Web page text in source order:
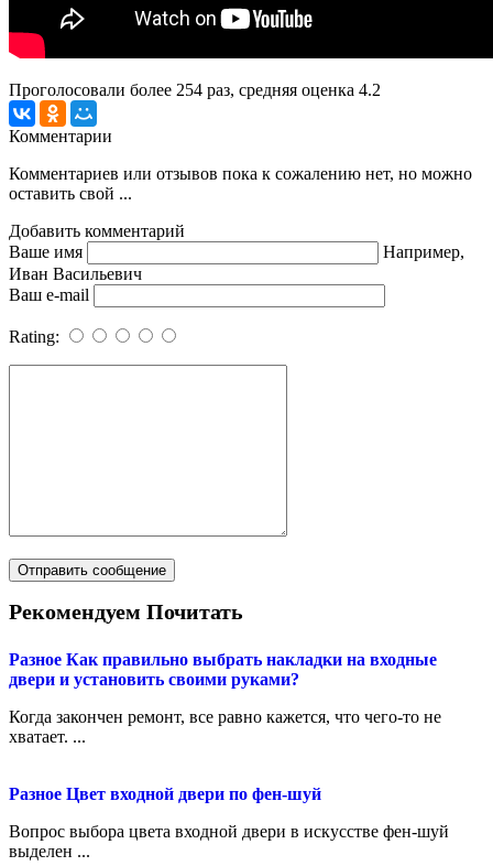
Проголосовали более 254 раз, средняя оценка 4.2
Комментарии
Комментариев или отзывов пока к сожалению нет, но можно
оставить свой ...
Добавить комментарий
Ваше имя
Например,
Иван Васильевич
Ваш e-mail
Rating:
Рекомендуем Почитать
Разное Как правильно выбрать накладки на входные
двери и установить своими руками?
Когда закончен ремонт, все равно кажется, что чего-то не
хватает. ...
Разное Цвет входной двери по фен-шуй
Вопрос выбора цвета входной двери в искусстве фен-шуй
выделен ...